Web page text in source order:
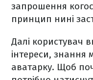
запрошення
принцип нині
Далі користувач
інтереси, знання
аватарку. Щоб